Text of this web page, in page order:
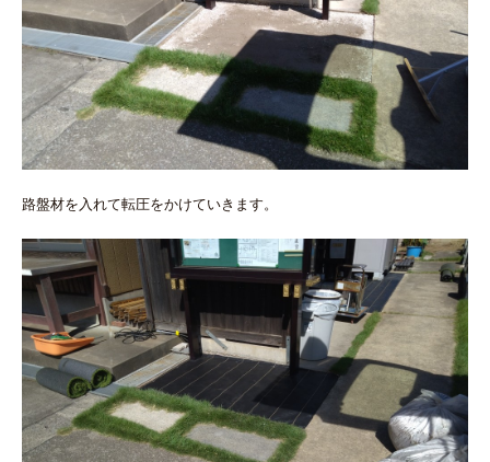
路盤材を入れて転圧をかけていきます。